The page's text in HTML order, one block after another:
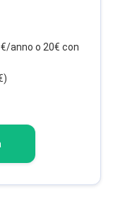
anno o 20€ con